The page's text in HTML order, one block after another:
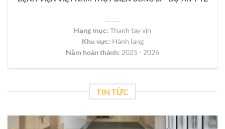
Hạng mục: Thanh tay vịn
Khu vực: Hành lang
Năm hoàn thành: 2025 - 2026
TIN TỨC